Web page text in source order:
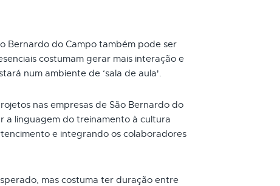
Bernardo do Campo também pode ser
costumam gerar mais interação e
num ambiente de ‘sala de aula'.
nas empresas de São Bernardo do
a linguagem do treinamento à cultura
e integrando os colaboradores
mas costuma ter duração entre